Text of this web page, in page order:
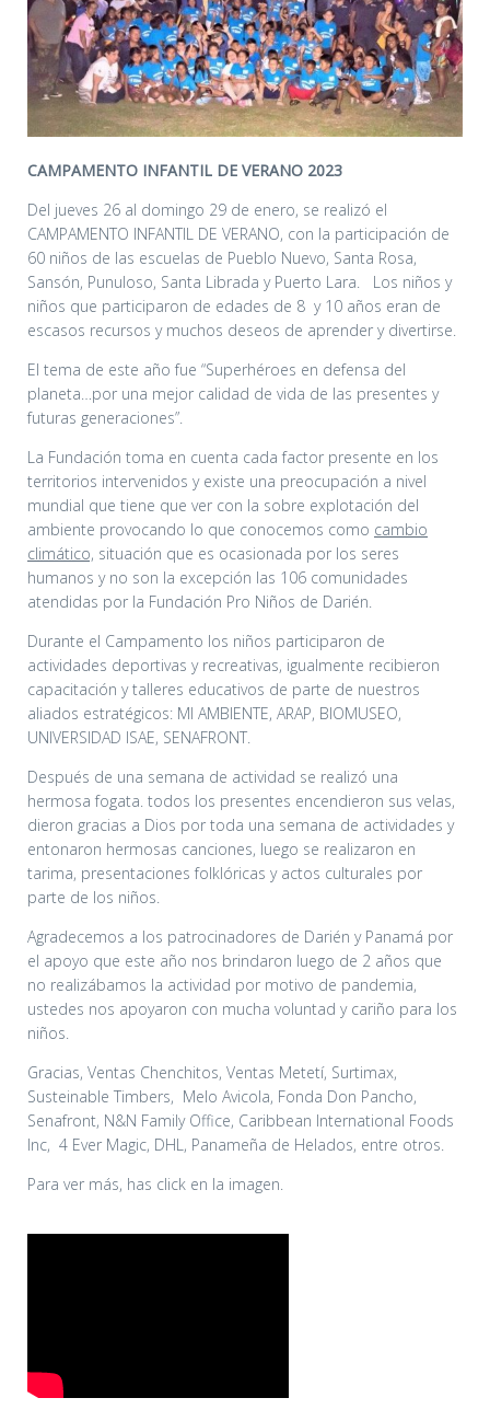
CAMPAMENTO INFANTIL DE VERANO 2023
Del jueves 26 al domingo 29 de enero, se realizó el
CAMPAMENTO INFANTIL DE VERANO, con la participación de
60 niños de las escuelas de Pueblo Nuevo, Santa Rosa,
Sansón, Punuloso, Santa Librada y Puerto Lara. Los niños y
niños que participaron de edades de 8 y 10 años eran de
escasos recursos y muchos deseos de aprender y divertirse.
El tema de este año fue “Superhéroes en defensa del
planeta…por una mejor calidad de vida de las presentes y
futuras generaciones”.
La Fundación toma en cuenta cada factor presente en los
territorios intervenidos y existe una preocupación a nivel
mundial que tiene que ver con la sobre explotación del
ambiente provocando lo que conocemos como cambio
climático, situación que es ocasionada por los seres
humanos y no son la excepción las 106 comunidades
atendidas por la Fundación Pro Niños de Darién.
Durante el Campamento los niños participaron de
actividades deportivas y recreativas, igualmente recibieron
capacitación y talleres educativos de parte de nuestros
aliados estratégicos: MI AMBIENTE, ARAP, BIOMUSEO,
UNIVERSIDAD ISAE, SENAFRONT.
Después de una semana de actividad se realizó una
hermosa fogata. todos los presentes encendieron sus velas,
dieron gracias a Dios por toda una semana de actividades y
entonaron hermosas canciones, luego se realizaron en
tarima, presentaciones folklóricas y actos culturales por
parte de los niños.
Agradecemos a los patrocinadores de Darién y Panamá por
el apoyo que este año nos brindaron luego de 2 años que
no realizábamos la actividad por motivo de pandemia,
ustedes nos apoyaron con mucha voluntad y cariño para los
niños.
Gracias, Ventas Chenchitos, Ventas Metetí, Surtimax,
Susteinable Timbers, Melo Avicola, Fonda Don Pancho,
Senafront, N&N Family Office, Caribbean International Foods
Inc, 4 Ever Magic, DHL, Panameña de Helados, entre otros.
Para ver más, has click en la imagen.